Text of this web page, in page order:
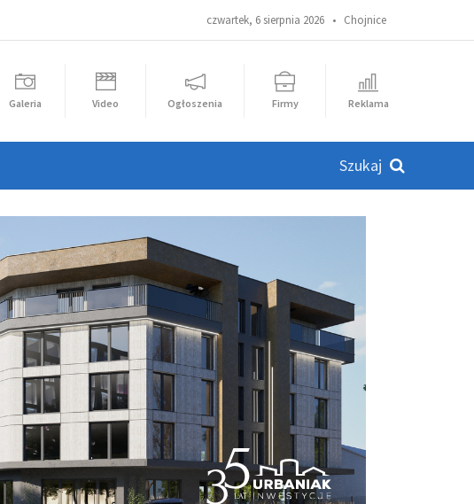
czwartek, 6 sierpnia 2026 • Chojnice
Galeria Video Ogłoszenia Firmy Reklama